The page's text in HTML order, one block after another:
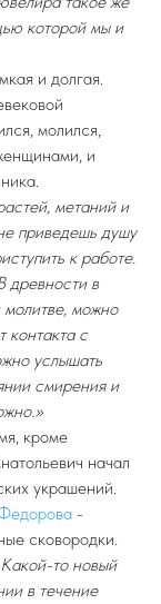
которой мы и
и долгая.
молился,
и
метаний и
приведешь душу
к работе.
древности в
молитве, можно
контакта с
услышать
смирения и
кроме
начал
украшений.
-
сковородки.
то новый
в течение